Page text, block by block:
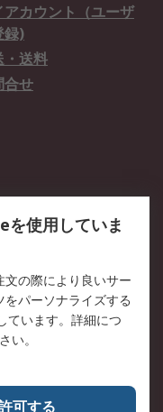
アカウント（ユーザ
録)
・送料
合せ
情報
レートサイト
歴史
を使用していま
の際により良いサー
パーソナライズする
ています。詳細につ
い。
可する